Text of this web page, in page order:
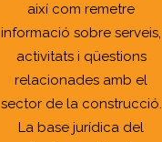
així com remetre
informació sobre serveis,
activitats i qüestions
relacionades amb el
sector de la construcció.
La base jurídica del